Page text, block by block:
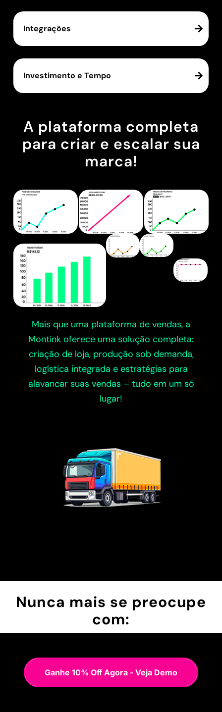
Integrações
Investimento e Tempo
A plataforma completa
para criar e escalar sua
marca!
Mais que uma plataforma de vendas, a
Montink oferece uma solução completa:
criação de loja, produção sob demanda,
logística integrada e estratégias para
alavancar suas vendas – tudo em um só
lugar!
Nunca mais se preocupe
com:
Ganhe 10% Off Agora - Veja Demo